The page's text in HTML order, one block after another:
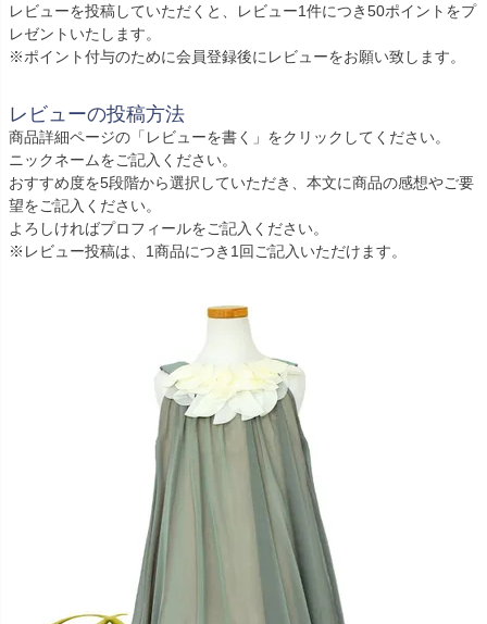
アウター レディース
コスチューム アウター
インナー・パニエ
Graduation & Entrance
卒業式・入学式
きちんと感のあるフォーマル
七五三
05 レンタルの流れ
4ステップで簡単
汚れ・キズ・破損の補償
Buy & Supportご購入・サポート
07 販売・共通のご案内
品質・返品・お手入れ
電話・メール・LINE
〒 茨城県土浦市大町14-16-1F
10:00–18:00（完全予約制）
店舗を予約する →
写真スタジオ APS
Angel's Photo Studio
対応 七五三・発表会・記念撮影
レビューを投稿していただくと、レビュー1件につき50ポイントをプ
レゼントいたします。
※ポイント付与のために会員登録後にレビューをお願い致します。
レビューの投稿方法
商品詳細ページの「レビューを書く」をクリックしてください。
ニックネームをご記入ください。
おすすめ度を5段階から選択していただき、本文に商品の感想やご要
望をご記入ください。
よろしければプロフィールをご記入ください。
※レビュー投稿は、1商品につき1回ご記入いただけます。